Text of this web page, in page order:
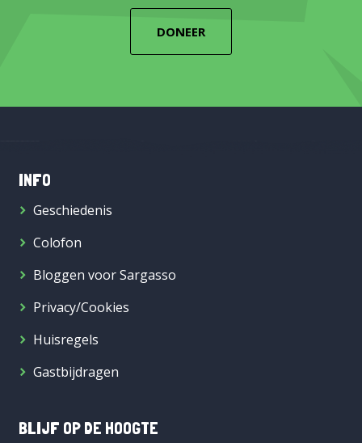
DONEER
INFO
Geschiedenis
Colofon
Bloggen voor Sargasso
Privacy/Cookies
Huisregels
Gastbijdragen
BLIJF OP DE HOOGTE